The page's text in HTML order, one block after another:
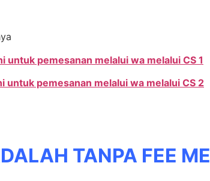
untuk pemesanan melalui wa melalui CS 1
untuk pemesanan melalui wa melalui CS 2
TANPA FEE